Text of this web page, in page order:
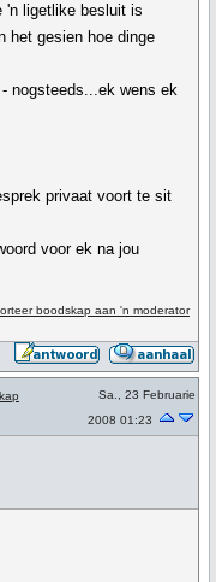
'n ligetlike besluit is
het gesien hoe dinge
nogsteeds...ek wens ek
privaat voort te sit
voor ek na jou
boodskap aan 'n moderator
Sa., 23 Februarie
2008 01:23